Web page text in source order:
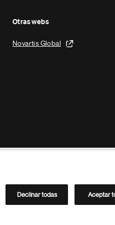
Otras webs
Novartis Global
Directorio de
Declinar todas Aceptar